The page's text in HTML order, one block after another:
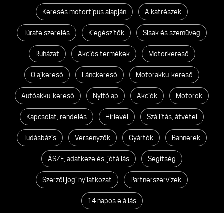
Keresés motortípus alapján Alkatrészek
Túrafelszerelés Kiegészítők Sisak és szemüveg
Ruházat Akciós termékek Motorkereső
Olajkereső Lánckereső Motorakku-kereső
Autóakku-kereső Nyitólap Akciók Motorok
Kapcsolat, rendelés Hírlevél Szállítás, átvétel
Tudásbázis Versenyzők Gyártók Bannerek
ÁSZF, adatkezelés, jótállás Segítség
Szerzői jogi nyilatkozat Partnerszervizek
14 napos elállás